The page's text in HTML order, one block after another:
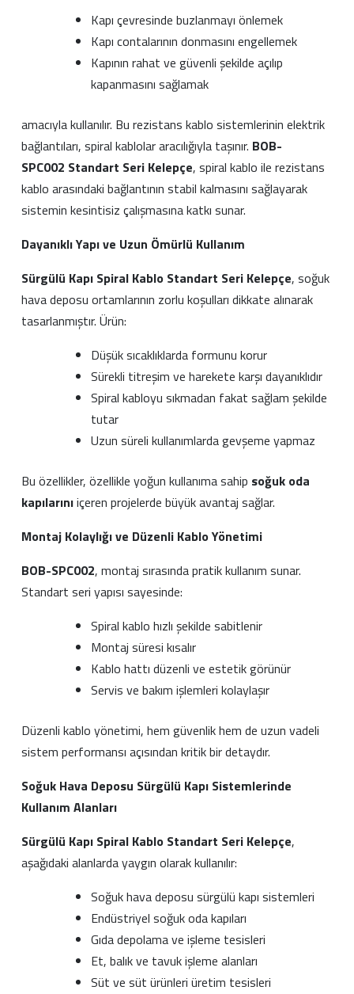
Kapı çevresinde buzlanmayı önlemek
Kapı contalarının donmasını engellemek
Kapının rahat ve güvenli şekilde açılıp
kapanmasını sağlamak
amacıyla kullanılır. Bu rezistans kablo sistemlerinin elektrik
bağlantıları, spiral kablolar aracılığıyla taşınır. BOB-
SPC002 Standart Seri Kelepçe, spiral kablo ile rezistans
kablo arasındaki bağlantının stabil kalmasını sağlayarak
sistemin kesintisiz çalışmasına katkı sunar.
Dayanıklı Yapı ve Uzun Ömürlü Kullanım
Sürgülü Kapı Spiral Kablo Standart Seri Kelepçe, soğuk
hava deposu ortamlarının zorlu koşulları dikkate alınarak
tasarlanmıştır. Ürün:
Düşük sıcaklıklarda formunu korur
Sürekli titreşim ve harekete karşı dayanıklıdır
Spiral kabloyu sıkmadan fakat sağlam şekilde
tutar
Uzun süreli kullanımlarda gevşeme yapmaz
Bu özellikler, özellikle yoğun kullanıma sahip soğuk oda
kapılarınıiçeren projelerde büyük avantaj sağlar.
Montaj Kolaylığı ve Düzenli Kablo Yönetimi
BOB-SPC002, montaj sırasında pratik kullanım sunar.
Standart seri yapısı sayesinde:
Spiral kablo hızlı şekilde sabitlenir
Montaj süresi kısalır
Kablo hattı düzenli ve estetik görünür
Servis ve bakım işlemleri kolaylaşır
Düzenli kablo yönetimi, hem güvenlik hem de uzun vadeli
sistem performansı açısından kritik bir detaydır.
Soğuk Hava Deposu Sürgülü Kapı Sistemlerinde
Kullanım Alanları
Sürgülü Kapı Spiral Kablo Standart Seri Kelepçe,
aşağıdaki alanlarda yaygın olarak kullanılır:
Soğuk hava deposu sürgülü kapı sistemleri
Endüstriyel soğuk oda kapıları
Gıda depolama ve işleme tesisleri
Et, balık ve tavuk işleme alanları
Süt ve süt ürünleri üretim tesisleri